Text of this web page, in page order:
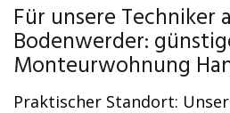
Für unsere Techniker
Bodenwerder:
Monteurwohnung
Praktischer Standort: